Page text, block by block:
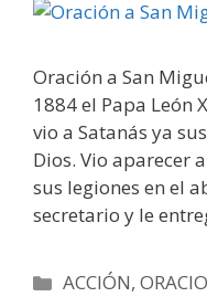
Oración a San
1884 el Papa León
vio a Satanás ya
Dios. Vio aparecer
sus legiones en el
secretario y le
Categorías
ACCIÓN,